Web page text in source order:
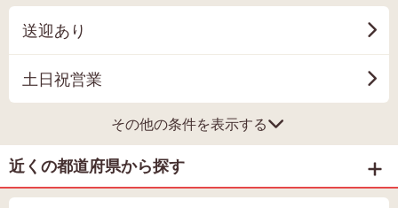
送迎あり
土日祝営業
その他の条件を表示する
近くの都道府県から探す